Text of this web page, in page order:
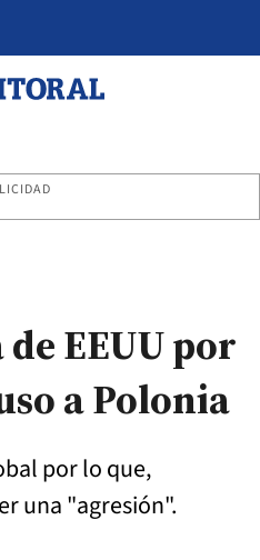
EEUU por
a Polonia
por lo que,
una "agresión".